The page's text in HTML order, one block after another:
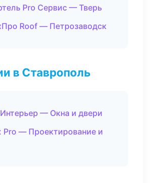
Pro Сервис — Тверь
Roof — Петрозаводск
в Ставрополь
— Окна и двери
— Проектирование и